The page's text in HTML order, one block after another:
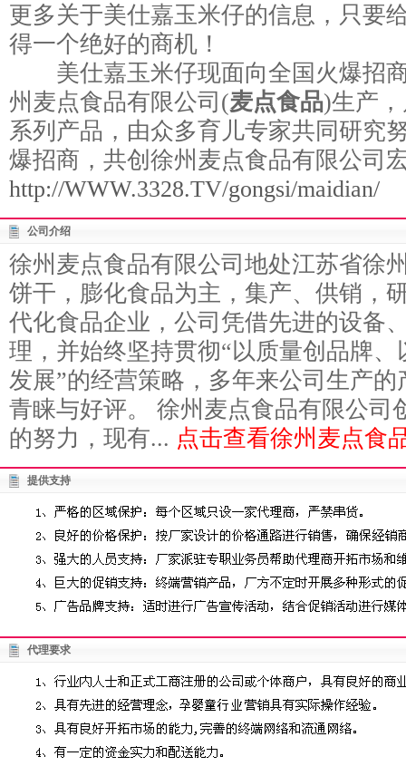
更多关于美仕嘉玉米仔的信息，只要
得一个绝好的商机！
美仕嘉玉米仔现面向全国火爆招
州麦点食品有限公司(麦点食品)生产
系列产品，由众多育儿专家共同研究
爆招商，共创徐州麦点食品有限公司
http://WWW.3328.TV/gongsi/maidian/
公司介绍
徐州麦点食品有限公司地处江苏省徐
饼干，膨化食品为主，集产、供销，
代化食品企业，公司凭借先进的设备
理，并始终坚持贯彻“以质量创品牌
发展”的经营策略，多年来公司生产
青睐与好评。 徐州麦点食品有限公司
的努力，现有... 点击查看徐州麦点食
提供支持
代理要求